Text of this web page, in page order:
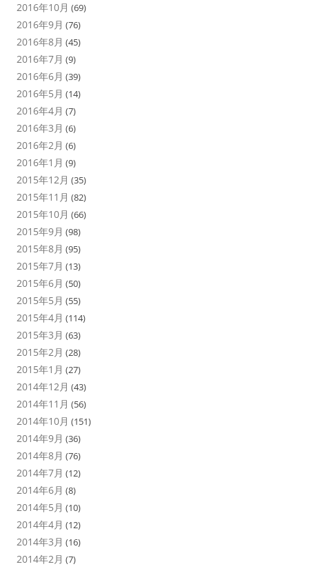
2016年10月 (69)
2016年9月 (76)
2016年8月 (45)
2016年7月 (9)
2016年6月 (39)
2016年5月 (14)
2016年4月 (7)
2016年3月 (6)
2016年2月 (6)
2016年1月 (9)
2015年12月 (35)
2015年11月 (82)
2015年10月 (66)
2015年9月 (98)
2015年8月 (95)
2015年7月 (13)
2015年6月 (50)
2015年5月 (55)
2015年4月 (114)
2015年3月 (63)
2015年2月 (28)
2015年1月 (27)
2014年12月 (43)
2014年11月 (56)
2014年10月 (151)
2014年9月 (36)
2014年8月 (76)
2014年7月 (12)
2014年6月 (8)
2014年5月 (10)
2014年4月 (12)
2014年3月 (16)
2014年2月 (7)